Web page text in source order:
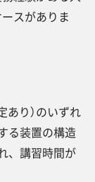
スがありま
あり）のいずれ
る装置の構造
、講習時間が